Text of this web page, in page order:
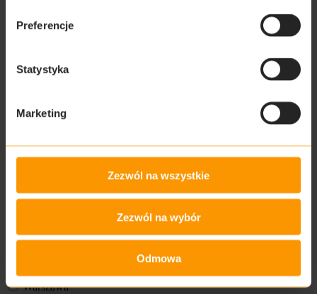
Preferencje
Statystyka
Marketing
Zezwól na wszystkie
Zezwól na wybór
Odmowa
omówienie potrzeb Klienta w związku z zamówieniem przez niego
oferty.
Które miasto/inwestycja Cię interesuje?*
Gdańsk
Port Island
Kraków
Modena - etap II
Haffnera Residence
Leśna Sonata
Warszawa